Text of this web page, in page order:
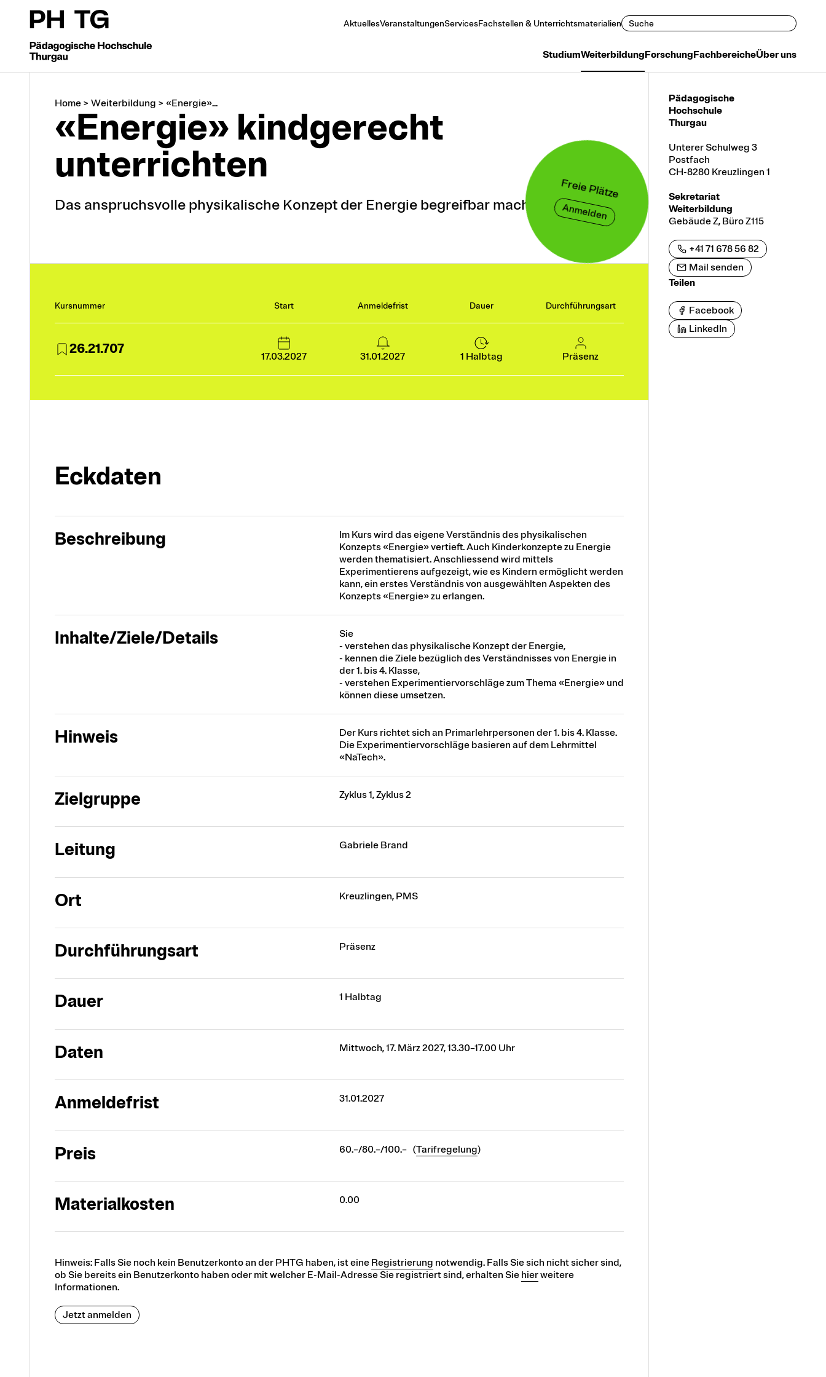
StudiumWeiterbildungForschungFachbereicheÜber uns
AktuellesVeranstaltungenServicesFachstellen & Unterrichtsmaterialien Suchen
Home > Weiterbildung > «Energie»...
«Energie» kindgerecht
unterrichten
Das anspruchsvolle physikalische Konzept der Energie begreifbar machen
Freie Plätze
Anmelden
Kursnummer Start Anmeldefrist Dauer Durchführungsart
26.21.707 17.03.2027 31.01.2027 1 Halbtag Präsenz
Eckdaten
Beschreibung
Im Kurs wird das eigene Verständnis des physikalischen
Konzepts «Energie» vertieft. Auch Kinderkonzepte zu Energie
werden thematisiert. Anschliessend wird mittels
Experimentierens aufgezeigt, wie es Kindern ermöglicht werden
kann, ein erstes Verständnis von ausgewählten Aspekten des
Konzepts «Energie» zu erlangen.
Inhalte/Ziele/Details
Sie
- verstehen das physikalische Konzept der Energie,
- kennen die Ziele bezüglich des Verständnisses von Energie in
der 1. bis 4. Klasse,
- verstehen Experimentiervorschläge zum Thema «Energie» und
können diese umsetzen.
Hinweis
Der Kurs richtet sich an Primarlehrpersonen der 1. bis 4. Klasse.
Die Experimentiervorschläge basieren auf dem Lehrmittel
«NaTech».
Zielgruppe Zyklus 1, Zyklus 2
Leitung Gabriele Brand
Ort Kreuzlingen, PMS
Durchführungsart Präsenz
Dauer 1 Halbtag
Daten Mittwoch, 17. März 2027, 13.30–17.00 Uhr
Anmeldefrist 31.01.2027
Preis 60.–/80.–/100.– (Tarifregelung)
Materialkosten 0.00
Hinweis: Falls Sie noch kein Benutzerkonto an der PHTG haben, ist eine Registrierung notwendig. Falls Sie sich nicht sicher sind,
ob Sie bereits ein Benutzerkonto haben oder mit welcher E-Mail-Adresse Sie registriert sind, erhalten Sie hierweitere
Informationen.
Jetzt anmelden
Pädagogische
Hochschule
Thurgau
Unterer Schulweg 3
Postfach
CH-8280 Kreuzlingen 1
Sekretariat
Weiterbildung
Gebäude Z, Büro Z115
+41 71 678 56 82
Mail senden
Teilen
Facebook
LinkedIn